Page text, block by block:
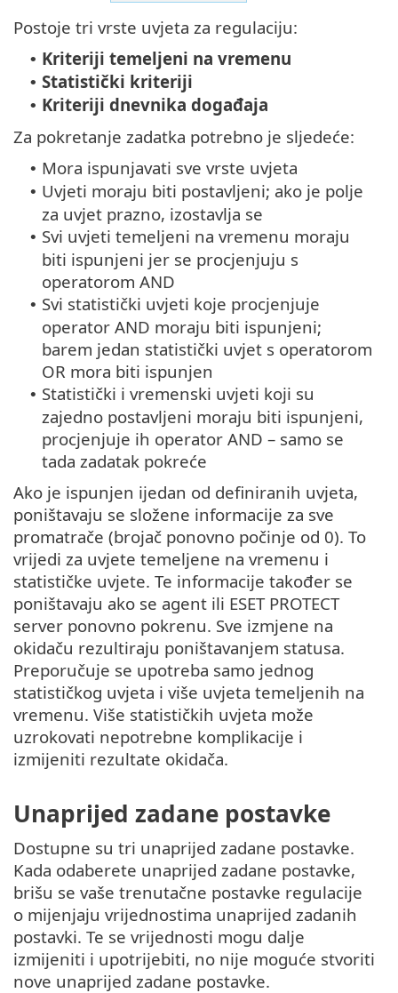
Postoje tri vrste uvjeta za regulaciju:
• Kriteriji temeljeni na vremenu
• Statistički kriteriji
• Kriteriji dnevnika događaja
Za pokretanje zadatka potrebno je sljedeće:
• Mora ispunjavati sve vrste uvjeta
• Uvjeti moraju biti postavljeni; ako je polje
za uvjet prazno, izostavlja se
• Svi uvjeti temeljeni na vremenu moraju
biti ispunjeni jer se procjenjuju s
operatorom AND
• Svi statistički uvjeti koje procjenjuje
operator AND moraju biti ispunjeni;
barem jedan statistički uvjet s operatorom
OR mora biti ispunjen
• Statistički i vremenski uvjeti koji su
zajedno postavljeni moraju biti ispunjeni,
procjenjuje ih operator AND – samo se
tada zadatak pokreće
Ako je ispunjen ijedan od definiranih uvjeta,
poništavaju se složene informacije za sve
promatrače (brojač ponovno počinje od 0). To
vrijedi za uvjete temeljene na vremenu i
statističke uvjete. Te informacije također se
poništavaju ako se agent ili ESET PROTECT
server ponovno pokrenu. Sve izmjene na
okidaču rezultiraju poništavanjem statusa.
Preporučuje se upotreba samo jednog
statističkog uvjeta i više uvjeta temeljenih na
vremenu. Više statističkih uvjeta može
uzrokovati nepotrebne komplikacije i
izmijeniti rezultate okidača.
Unaprijed zadane postavke
Dostupne su tri unaprijed zadane postavke.
Kada odaberete unaprijed zadane postavke,
brišu se vaše trenutačne postavke regulacije
o mijenjaju vrijednostima unaprijed zadanih
postavki. Te se vrijednosti mogu dalje
izmijeniti i upotrijebiti, no nije moguće stvoriti
nove unaprijed zadane postavke.